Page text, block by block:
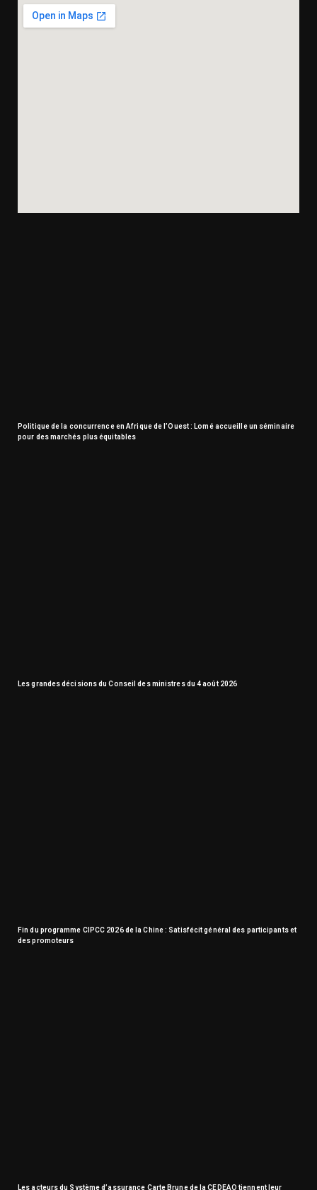
Politique de la concurrence en Afrique de l’Ouest : Lomé accueille un séminaire
pour des marchés plus équitables
Les grandes décisions du Conseil des ministres du 4 août 2026
Fin du programme CIPCC 2026 de la Chine : Satisfécit général des participants et
des promoteurs
Les acteurs du Système d’assurance Carte Brune de la CEDEAO tiennent leur